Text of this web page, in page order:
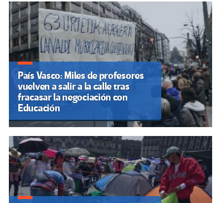
País Vasco: Miles de profesores
vuelven a salir a la calle tras
fracasar la negociación con
Educación